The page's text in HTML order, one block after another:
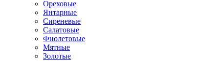
Ореховые
Янтарные
Сиреневые
Салатовые
Фиолетовые
Мятные
Золотые